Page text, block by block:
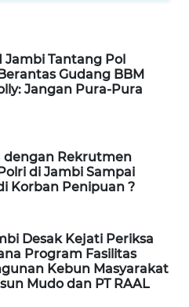
Jambi Tantang Pol
Gudang BBM
Jangan Pura-Pura
dengan Rekrutmen
di Jambi Sampai
Korban Penipuan ?
Desak Kejati Periksa
Program Fasilitas
Kebun Masyarakat
Mudo dan PT RAAL